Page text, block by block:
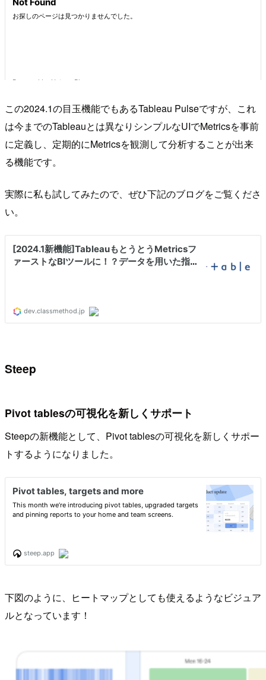
この2024.1の目玉機能でもあるTableau Pulseですが、これ
は今までのTableauとは異なりシンプルなUIでMetricsを事前
に定義し、定期的にMetricsを観測して分析することが出来
る機能です。
実際に私も試してみたので、ぜひ下記のブログをご覧くださ
い。
Steep
Pivot tablesの可視化を新しくサポート
Steepの新機能として、Pivot tablesの可視化を新しくサポー
トするようになりました。
下図のように、ヒートマップとしても使えるようなビジュア
ルとなっています！